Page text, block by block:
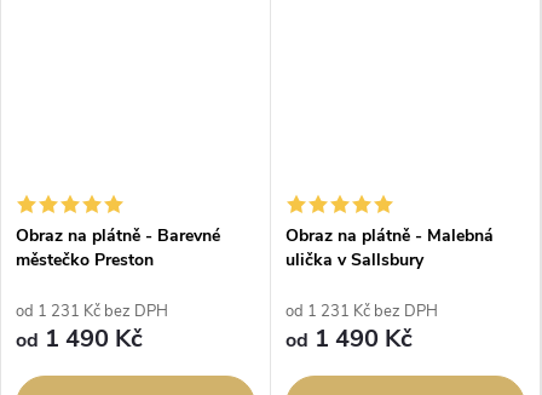
Obraz na plátně - Barevné
městečko Preston
od 1 231 Kč bez DPH
od 1 490 Kč
Obraz na plátně - Malebná
ulička v Sallsbury
od 1 231 Kč bez DPH
od 1 490 Kč